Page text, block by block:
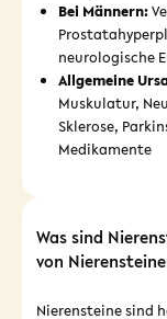
Bei Männern:
neurologische
Allgemeine
Muskulatur,
Sklerose,
Medikamente
Was sind
von
Nierensteine sind